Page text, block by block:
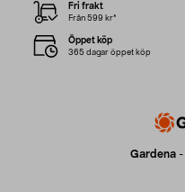
Gardena -
Fri frakt
Från 599 kr*
Öppet köp
365 dagar öppet köp